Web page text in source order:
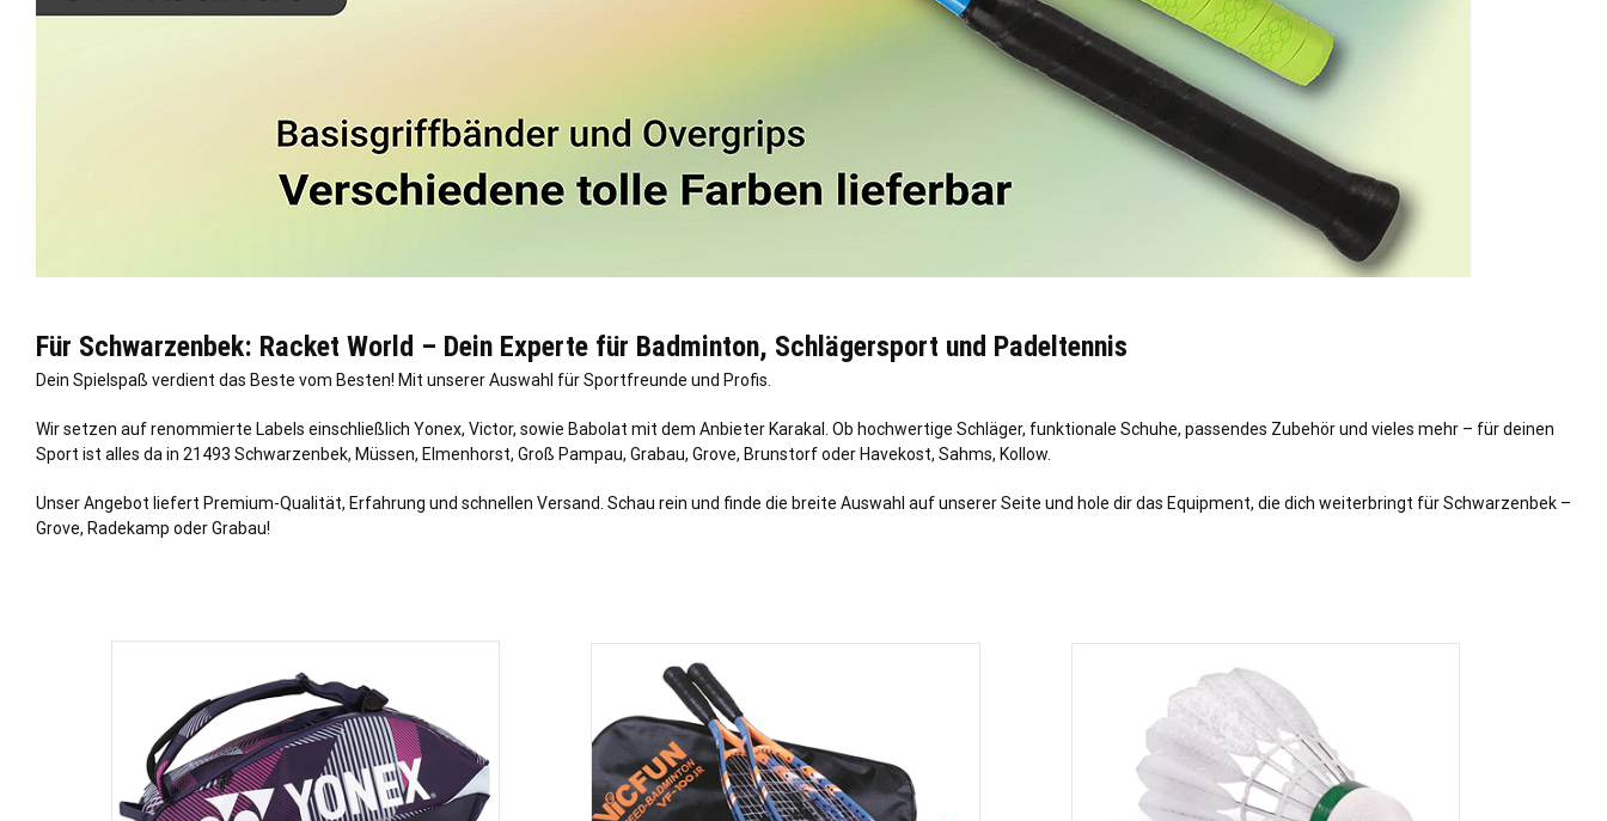
Für Schwarzenbek: Racket World – Dein Experte für Badminton, Schlägersport und Padeltennis
Dein Spielspaß verdient das Beste vom Besten! Mit unserer Auswahl für Sportfreunde und Profis.
Wir setzen auf renommierte Labels einschließlich Yonex, Victor, sowie Babolat mit dem Anbieter Karakal. Ob hochwertige Schläger, funktionale Schuhe, passendes Zubehör und vieles mehr – für deinen
Sport ist alles da in 21493 Schwarzenbek, Müssen, Elmenhorst, Groß Pampau, Grabau, Grove, Brunstorfoder Havekost, Sahms, Kollow
Unser Angebot liefert Premium-Qualität, Erfahrung und schnellen Versand. Schau rein und finde die breite Auswahl auf unserer Seite und hole dir das Equipment, die dich weiterbringt für Schwarzenbek –
Grove, Radekamp oder Grabau!